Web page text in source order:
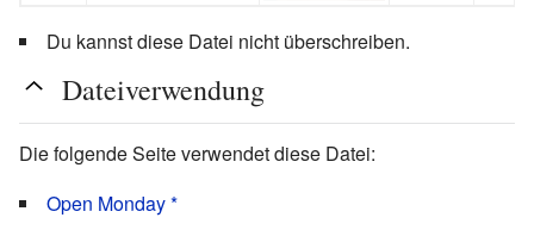
Du kannst diese Datei nicht überschreiben.
Dateiverwendung
Die folgende Seite verwendet diese Datei:
Open Monday *